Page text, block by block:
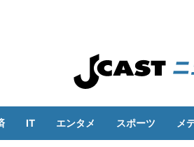
IT エンタメ スポーツ メ